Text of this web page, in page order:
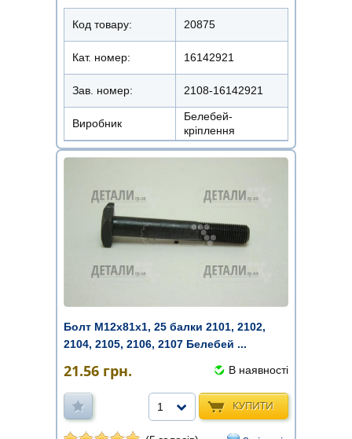
Код товару: 20875
Кат. номер: 16142921
Зав. номер: 2108-16142921
Виробник
Белебей-
кріплення
Болт М12х81х1, 25 балки 2101, 2102,
2104, 2105, 2106, 2107 Белебей ...
21.56 грн. В наявності
КУПИТИ
1